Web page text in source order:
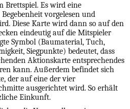
Brettspiel. Es wird eine
vorgelesen und
Diese Karte wird dann so auf den
eindeutig auf die Mitspieler
Symbol (Baumaterial, Tuch,
Siegpunkte) bedeutet, dass
Aktionskarte entsprechendes
kann. Außerdem befindet sich
der auf eine der vier
ausgerichtet wird. So erhält
Einkunft.